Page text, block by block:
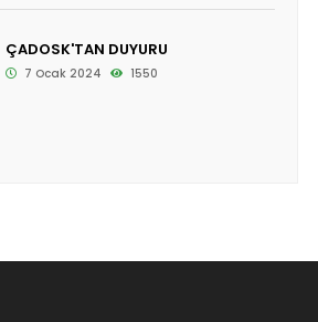
ÇADOSK'TAN DUYURU
7 Ocak 2024 1550